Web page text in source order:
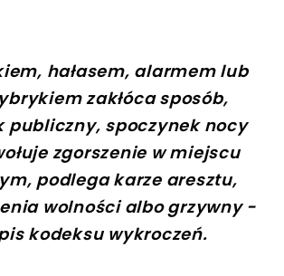
hałasem, alarmem lub
zakłóca sposób,
publiczny, spoczynek nocy
zgorszenie w miejscu
podlega karze aresztu,
wolności albo grzywny -
kodeksu wykroczeń.